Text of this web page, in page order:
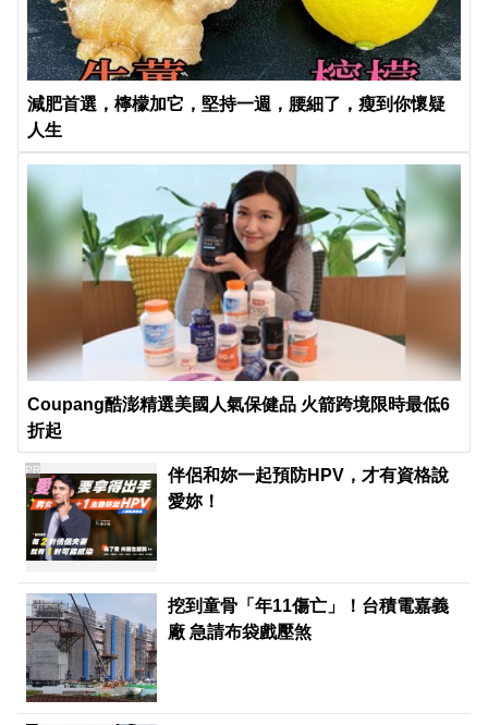
減肥首選，檸檬加它，堅持一週，腰細了，瘦到你懷疑
人生
Coupang酷澎精選美國人氣保健品 火箭跨境限時最低6
折起
伴侶和妳一起預防HPV，才有資格說
愛妳！
PR
挖到童骨「年11傷亡」！台積電嘉義
廠 急請布袋戲壓煞